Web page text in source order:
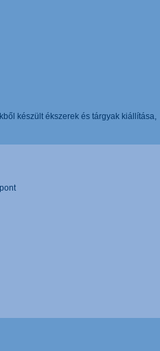
készült ékszerek és tárgyak kiállítása,